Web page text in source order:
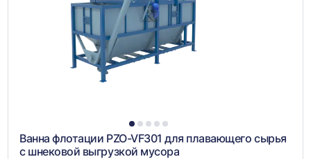
1 2 3 4 5
Ванна флотации PZO-VF301 для плавающего сырья
с шнековой выгрузкой мусора